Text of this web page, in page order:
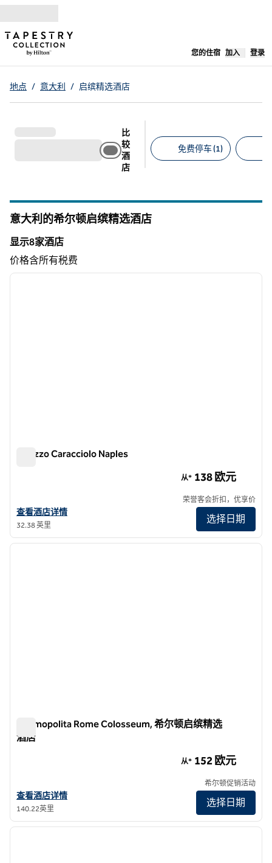
您的住宿, 在新标签
加入 登录
地点 / 意大利 / 启缤精选酒店
比
较
酒
店
免费停车 (1)
意大利的希尔顿启缤精选酒店
显示8家酒店
显示8家酒店
价格含所有税费
1/12
下一
Palazzo Caracciolo Naples
查看Palazzo Caracciolo Naples酒店详情
查看酒店详情
32.38 英里
从* 138 欧元
荣誉客会折扣，优享价
选择日期
1/12
1/12
下一
Cosmopolita Rome Colosseum, 希尔顿启缤精选
酒店
查看希尔顿启缤精选•Cosmopolita Rome Colosseum酒店的详细信息
查看酒店详情
140.22英里
从* 152 欧元
希尔顿促销活动
选择日期
1/12
1/12
下一